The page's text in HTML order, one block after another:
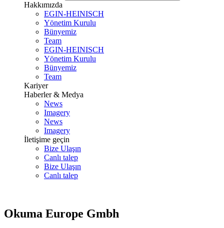
Hakkımızda
EGIN-HEINISCH
Yönetim Kurulu
Bünyemiz
Team
EGIN-HEINISCH
Yönetim Kurulu
Bünyemiz
Team
Kariyer
Haberler & Medya
News
Imagery
News
Imagery
İletişime geçin
Bize Ulaşın
Canlı talep
Bize Ulaşın
Canlı talep
Okuma Europe Gmbh